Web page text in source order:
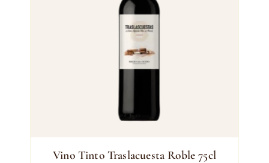
Vino Tinto Traslacuesta Roble 75cl